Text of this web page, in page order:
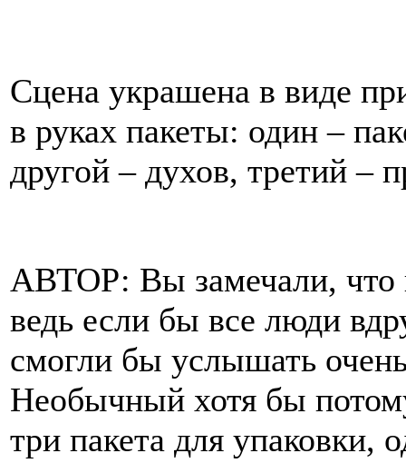
Сцена украшена в виде
в руках пакеты: один –
другой – духов, третий –
АВТОР: Вы замечали, что
ведь если бы все люди
смогли бы услышать
Необычный хотя бы
три пакета для упаковки,